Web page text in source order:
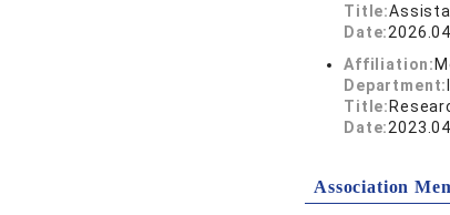
Title:
Date:
Affiliation:
Department:
Title:
Date:
Association